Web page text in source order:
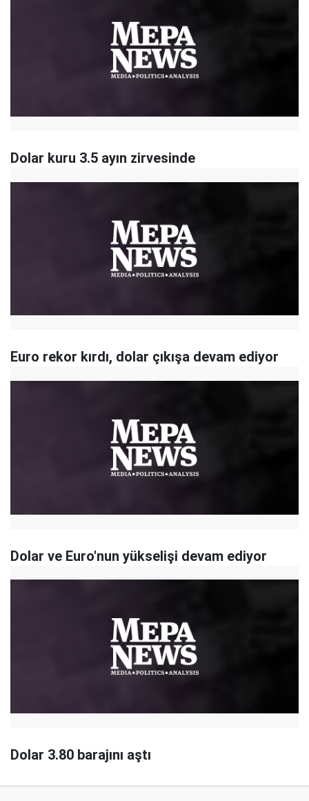
Dolar kuru 3.5 ayın zirvesinde
Euro rekor kırdı, dolar çıkışa devam ediyor
Dolar ve Euro'nun yükselişi devam ediyor
Dolar 3.80 barajını aştı